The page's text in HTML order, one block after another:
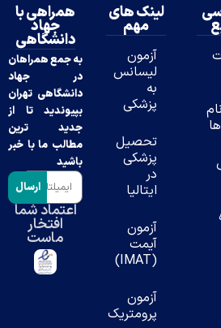
لینک های
مهم
آزمون
لیسانس
پزشکی
تحصیل
پزشکی
ایتالیا
آزمون
آیمت
آزمون
پرومتریک
همراهی با
جهاد
دانشگاهی
به جمع همراهان
در جهاد
دانشگاهی تهران
بپیوندید تا از
جدید ترین
مطالب ما با خبر
باشید
ارسال
اعتماد شما
افتخار
ماست